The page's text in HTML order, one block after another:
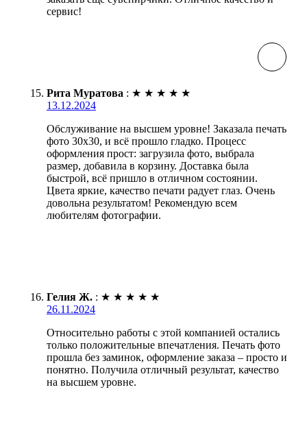
сервис!
Рита Муратова : ★ ★ ★ ★ ★
13.12.2024
Обслуживание на высшем уровне! Заказала печать
фото 30х30, и всё прошло гладко. Процесс
оформления прост: загрузила фото, выбрала
размер, добавила в корзину. Доставка была
быстрой, всё пришло в отличном состоянии.
Цвета яркие, качество печати радует глаз. Очень
довольна результатом! Рекомендую всем
любителям фотографии.
Гелия Ж. : ★ ★ ★ ★ ★
26.11.2024
Относительно работы с этой компанией остались
только положительные впечатления. Печать фото
прошла без заминок, оформление заказа – просто и
понятно. Получила отличный результат, качество
на высшем уровне.